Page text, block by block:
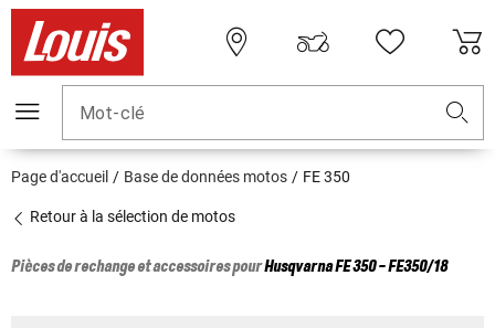
Mot-clé
Page d'accueil Base de données motos FE 350
Retour à la sélection de motos
Pièces de rechange et accessoires pourHusqvarnaFE 350 - FE350/18